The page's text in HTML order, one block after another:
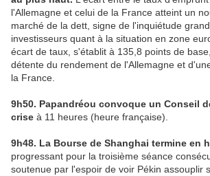
l'Allemagne et celui de la France atteint un
marché de la dett, signe de l'inquiétude
investisseurs quant à la situation en zone
écart de taux, s'établit à 135,8 points de
détente du rendement de l'Allemagne et
la France.
9h50. Papandréou convoque un Conseil
crise à 11 heures (heure française).
9h48. La Bourse de Shanghai termine en
progressant pour la troisième séance
soutenue par l'espoir de voir Pékin assouplir